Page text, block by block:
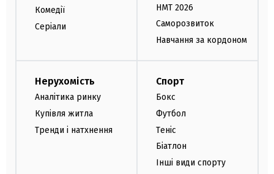
Комедії
Серіали
НМТ 2026
Саморозвиток
Навчання за кордоном
Нерухомість
Аналітика ринку
Купівля житла
Тренди і натхнення
Спорт
Бокс
Футбол
Теніс
Біатлон
Інші види спорту